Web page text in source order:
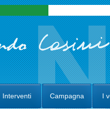
Interventi Campagna I